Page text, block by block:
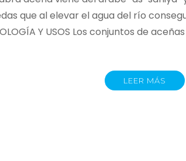
que al elevar el agua del río
Y USOS Los conjuntos de
LEER MÁS